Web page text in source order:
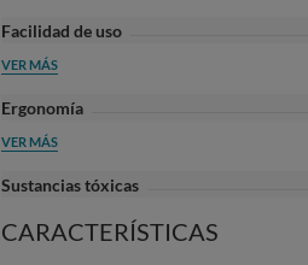
Facilidad de uso
VER MÁS
Ergonomía
VER MÁS
Sustancias tóxicas
CARACTERÍSTICAS